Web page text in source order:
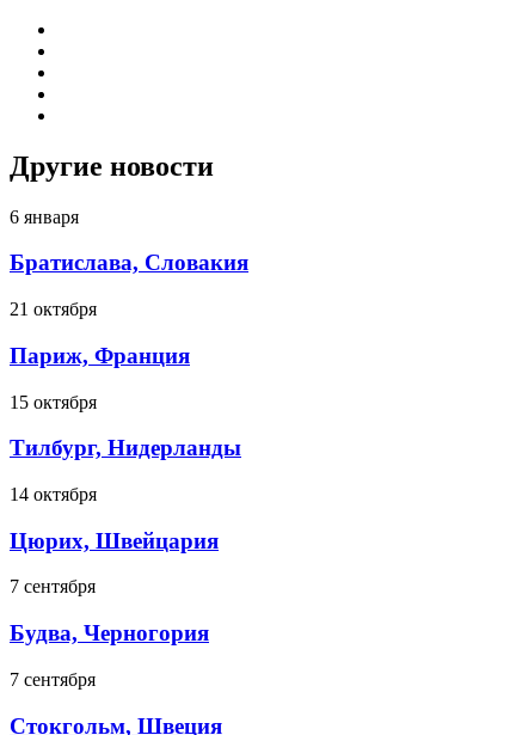
Другие новости
6 января
Братислава, Словакия
21 октября
Париж, Франция
15 октября
Тилбург, Нидерланды
14 октября
Цюрих, Швейцария
7 сентября
Будва, Черногория
7 сентября
Стокгольм, Швеция